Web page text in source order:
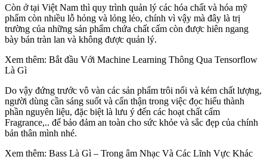
Còn ở tại Việt Nam thì quy trình quản lý các hóa chất và hóa mỹ
phẩm còn nhiều lỗ hỏng và lỏng lẻo, chính vì vậy mà đây là trị
trường của những sản phẩm chứa chất cấm còn được hiên ngang
bày bán tràn lan và không được quản lý.
Xem thêm: Bắt đầu Với Machine Learning Thông Qua Tensorflow
Là Gì
Do vậy đứng trước vô vàn các sản phẩm trôi nổi và kém chất lượng,
người dùng cần sáng suốt và cẩn thận trong việc đọc hiểu thành
phần nguyên liệu, đặc biệt là lưu ý đến các hoạt chất cấm
Fragrance,.. để bảo đảm an toàn cho sức khỏe và sắc đẹp của chính
bản thân mình nhé.
Xem thêm: Bass Là Gì – Trong âm Nhạc Và Các Lĩnh Vực Khác